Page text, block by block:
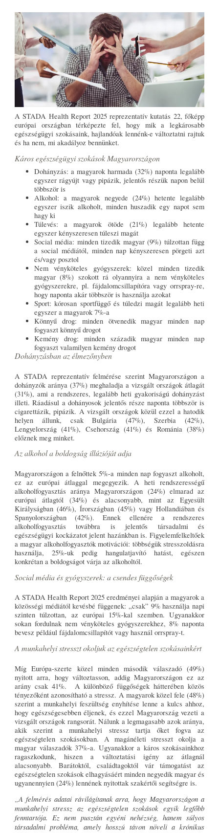
A STADA Health Report 2025 reprezentatív kutatás 22, főképp
európai országban térképezte fel, hogy mik a legkárosabb
egészségügyi szokásaink, hajlandóak lennénk-e változtatni rajtuk
és ha nem, mi akadályoz bennünket.
Káros egészségügyi szokások Magyarországon
Dohányzás: a magyarok harmada (32%) naponta legalább
egyszer rágyújt vagy pipázik, jelentős részük napon belül
többször is
Alkohol: a magyarok negyede (24%) hetente legalább
egyszer iszik alkoholt, minden huszadik egy napot sem
hagy ki
Túlevés: a magyarok ötöde (21%) legalább hetente
egyszer kényszeresen túleszi magát
Social média: minden tizedik magyar (9%) túlzottan függ
a social médiától, minden nap kényszeresen pörgeti azt
és/vagy posztol
Nem vényköteles gyógyszerek: közel minden tizedik
magyar (8%) szokott rá olyannyira a nem vényköteles
gyógyszerekre, pl. fájdalomcsillapítóra vagy orrspray-re,
hogy naponta akár többször is használja azokat
Sport: kórosan sportfüggő és túledzi magát legalább heti
egyszer a magyarok 7%-a
Könnyű drog: minden ötvenedik magyar minden nap
fogyaszt könnyű drogot
Kemény drog: minden századik magyar minden nap
fogyaszt valamilyen kemény drogot
Dohányzásban az élmezőnyben
A STADA reprezentatív felmérése szerint Magyarországon a
dohányzók aránya (37%) meghaladja a vizsgált országok átlagát
(31%), ami a rendszeres, legalább heti gyakoriságú dohányzást
illeti. Ráadásul a dohányosok jelentős része naponta többször is
cigarettázik, pipázik. A vizsgált országok közül ezzel a hatodik
helyen állunk, csak Bulgária (47%), Szerbia (42%),
Lengyelország (41%), Csehország (41%) és Románia (38%)
előznek meg minket.
Az alkohol a boldogság illúzióját adja
Magyarországon a felnőttek 5%-a minden nap fogyaszt alkoholt,
ez az európai átlaggal megegyezik. A heti rendszerességű
alkoholfogyasztás aránya Magyarországon (24%) elmarad az
európai átlagtól (34%) és alacsonyabb, mint az Egyesült
Királyságban (46%), Írországban (45%) vagy Hollandiában és
Spanyolországban (42%). Ennek ellenére a rendszeres
alkoholfogyasztás továbbra is jelentős társadalmi és
egészségügyi kockázatot jelent hazánkban is. Figyelemfelkeltőek
a magyar alkoholfogyasztók motivációi: többségük stresszoldásra
használja, 25%-uk pedig hangulatjavító hatást, egészen
konkrétan a boldogságot várja az alkoholtól.
Social média és gyógyszerek: a csendes függőségek
A STADA Health Report 2025 eredményei alapján a magyarok a
közösségi médiától kevésbé függenek: „csak” 9% használja napi
szinten túlzottan, az európai 15%-kal szemben. Ugyanakkor
sokan fordulnak nem vényköteles gyógyszerekhez, 8% naponta
bevesz például fájdalomcsillapítót vagy használ orrspray-t.
A munkahelyi stresszt okoljuk az egészségtelen szokásainkért
Míg Európa-szerte közel minden második válaszadó (49%)
nyitott arra, hogy változtasson, addig Magyarországon ez az
arány csak 41%. A különböző függőségek hátterében közös
tényezőként azonosítható a stressz. A magyarok közel fele (48%)
szerint a munkahelyi feszültség enyhítése lenne a kulcs ahhoz,
hogy egészségesebben éljenek, és ezzel Magyarország vezeti a
vizsgált országok rangsorát. Nálunk a legmagasabb azok aránya,
akik szerint a munkahelyi stressz tartja őket fogva az
egészségtelen szokásokban. A magánéleti stresszt okolja a
magyar válaszadók 37%-a. Ugyanakkor a káros szokásainkhoz
ragaszkodunk, hiszen a változtatási igény az átlagnál
alacsonyabb. Barátoktól, családtagoktól vár támogatást az
egészségtelen szokások elhagyásáért minden negyedik magyar és
ugyanennyien (24%) lennének nyitottak szakértői segítségre is.
„A felmérés adatai rávilágítanak arra, hogy Magyarországon a
munkahelyi stressz az egészségtelen szokások egyik legfőbb
fenntartója. Ez nem pusztán egyéni nehézség, hanem súlyos
társadalmi probléma, amely hosszú távon növeli a krónikus